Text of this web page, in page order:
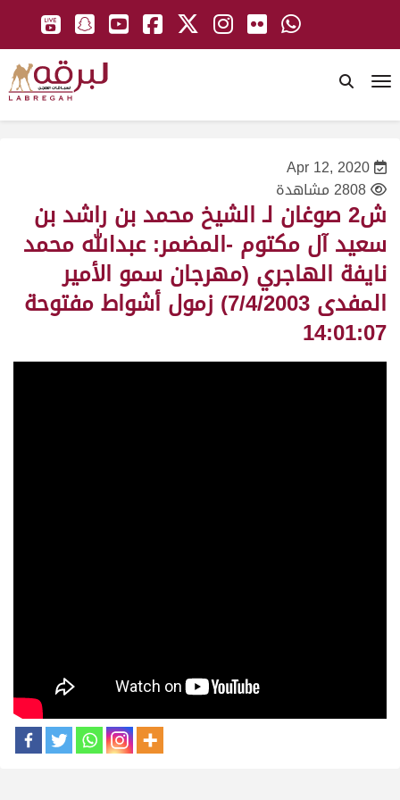
Apr 12, 2020
2808 مشاهدة
ش2 صوغان لـ الشيخ محمد بن راشد بن
سعيد آل مكتوم -المضمر: عبدالله محمد
نايفة الهاجري (مهرجان سمو الأمير
المفدى 7/4/2003) زمول أشواط مفتوحة
14:01:07